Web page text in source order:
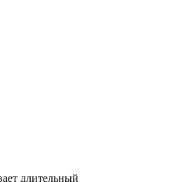
длительный